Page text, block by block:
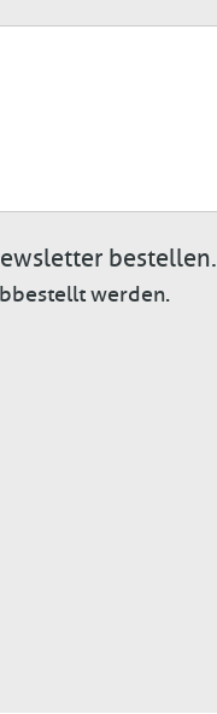
bestellen.
werden.